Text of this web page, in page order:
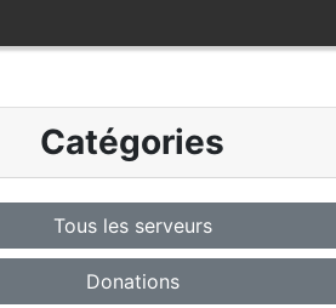
Catégories
Tous les serveurs
Donations